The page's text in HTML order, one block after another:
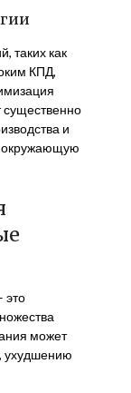
таких как
КПД,
существенно
и
окружающую
это
может
ухудшению